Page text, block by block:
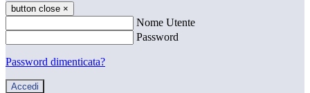
button close ×
Nome Utente
Password
Password dimenticata?